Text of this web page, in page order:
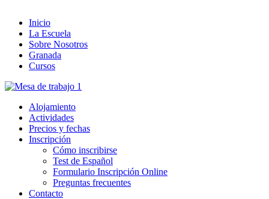
Inicio
La Escuela
Sobre Nosotros
Granada
Cursos
Alojamiento
Actividades
Precios y fechas
Inscripción
Cómo inscribirse
Test de Español
Formulario Inscripción Online
Preguntas frecuentes
Contacto